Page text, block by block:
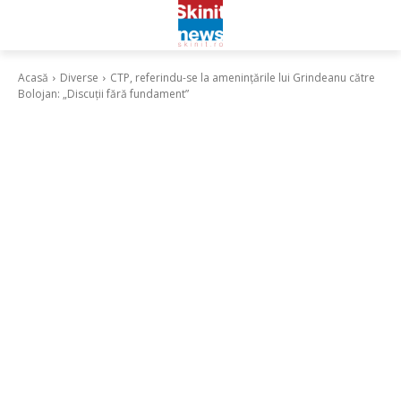
Acasă Diverse
CTP, referindu-se la amenințările lui Grindeanu către
Bolojan: „Discuții fără fundament”